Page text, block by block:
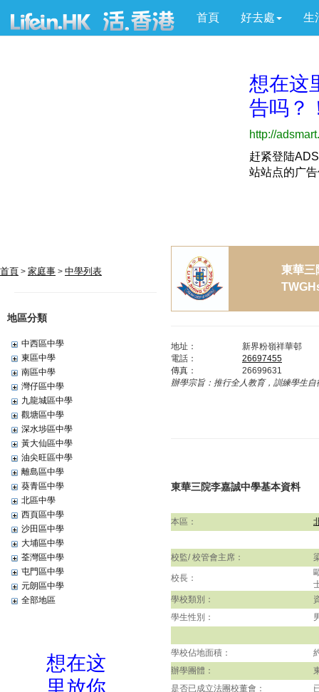
首頁 好去處 生
首頁 > 家庭事 > 中學列表
地區分類
中西區中學
東區中學
南區中學
灣仔區中學
九龍城區中學
觀塘區中學
深水埗區中學
黃大仙區中學
油尖旺區中學
離島區中學
葵青區中學
北區中學
西頁區中學
沙田區中學
大埔區中學
荃灣區中學
屯門區中學
元朗區中學
全部地區
東華三
地址：
新界粉嶺祥華邨
電話：
26697455
傳真：
26699631
辦學宗旨： 推行全人教育，訓練學生
東華三院李嘉誠中學基本資料
本區：
校監/ 校管會主席：
校長：
學校類別：
學生性別：
學校佔地面積：
辦學團體：
是否已成立法團校董會：